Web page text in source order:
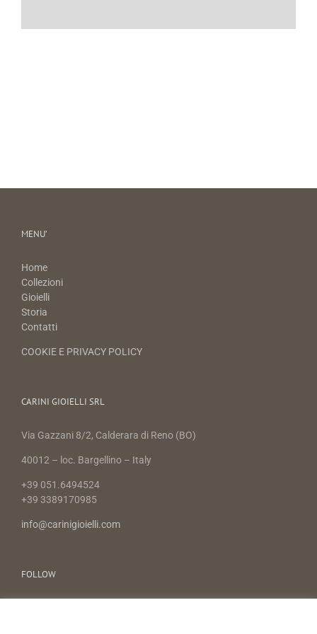
MENU’
Home
Collezioni
Gioielli
Storia
Contatti
COOKIE E PRIVACY POLICY
CARINI GIOIELLI SRL
Via Gazzani 8/2, Calderara di Reno (BO)
40012 – loc. Bargellino – Italy
+39 051.6494524
+39 3389170985
info@carinigioielli.com
FOLLOW